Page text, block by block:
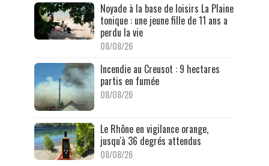
Noyade à la base de loisirs La Plaine
tonique : une jeune fille de 11 ans a
perdu la vie
08/08/26
Incendie au Creusot : 9 hectares
partis en fumée
08/08/26
Le Rhône en vigilance orange,
jusqu'à 36 degrés attendus
08/08/26